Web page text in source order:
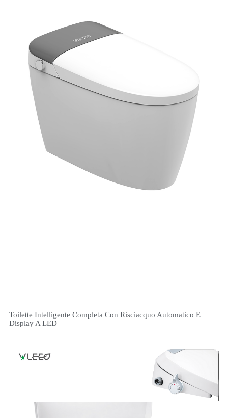
Toilette Intelligente Completa Con Risciacquo Automatico E
Display A LED